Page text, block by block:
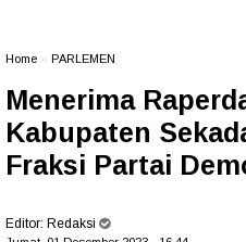
Home PARLEMEN
Menerima
Kabupaten
Fraksi Partai
Editor: Redaksi